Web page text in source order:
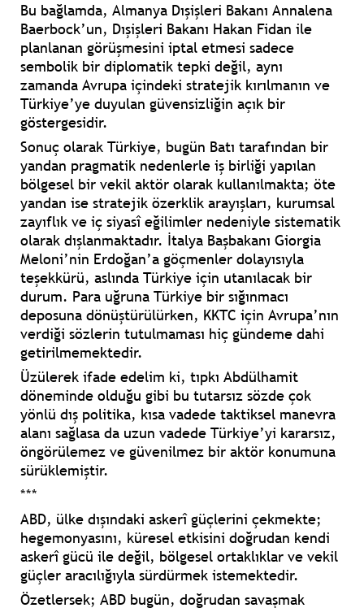
Bu bağlamda, Almanya Dışişleri Bakanı Annalena
Baerbock’un, Dışişleri Bakanı Hakan Fidan ile
planlanan görüşmesini iptal etmesi sadece
sembolik bir diplomatik tepki değil, aynı
zamanda Avrupa içindeki stratejik kırılmanın ve
Türkiye’ye duyulan güvensizliğin açık bir
göstergesidir.
Sonuç olarak Türkiye, bugün Batı tarafından bir
yandan pragmatik nedenlerle iş birliği yapılan
bölgesel bir vekil aktör olarak kullanılmakta; öte
yandan ise stratejik özerklik arayışları, kurumsal
zayıflık ve iç siyasî eğilimler nedeniyle sistematik
olarak dışlanmaktadır. İtalya Başbakanı Giorgia
Meloni’nin Erdoğan’a göçmenler dolayısıyla
teşekkürü, aslında Türkiye için utanılacak bir
durum. Para uğruna Türkiye bir sığınmacı
deposuna dönüştürülürken, KKTC için Avrupa’nın
verdiği sözlerin tutulmaması hiç gündeme dahi
getirilmemektedir.
Üzülerek ifade edelim ki, tıpkı Abdülhamit
döneminde olduğu gibi bu tutarsız sözde çok
yönlü dış politika, kısa vadede taktiksel manevra
alanı sağlasa da uzun vadede Türkiye’yi kararsız,
öngörülemez ve güvenilmez bir aktör konumuna
sürüklemiştir.
***
ABD, ülke dışındaki askerî güçlerini çekmekte;
hegemonyasını, küresel etkisini doğrudan kendi
askerî gücü ile değil, bölgesel ortaklıklar ve vekil
güçler aracılığıyla sürdürmek istemektedir.
Özetlersek; ABD bugün, doğrudan savaşmak